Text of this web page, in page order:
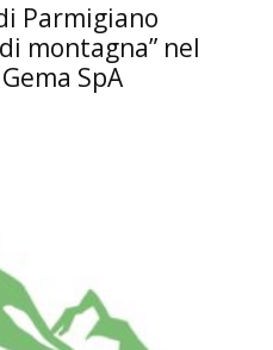
Parmigiano
montagna” nel
SpA